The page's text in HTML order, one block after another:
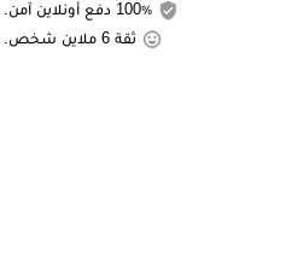
ثقة 6 ملاين شخص.